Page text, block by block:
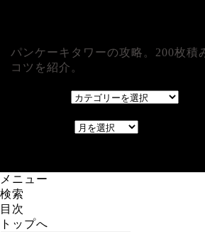
パンケーキタワーの攻略。200枚積
コツを紹介。
メニュー
検索
目次
トップへ